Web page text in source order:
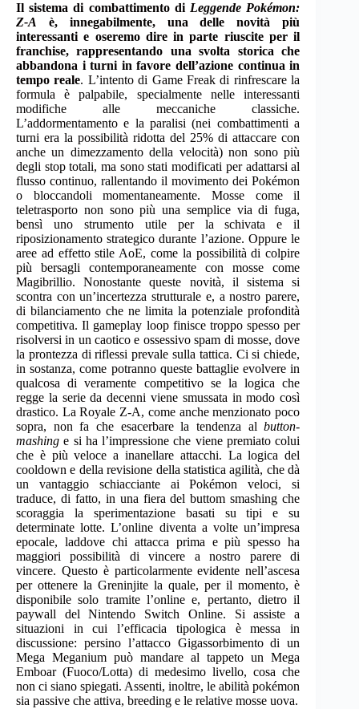
Il sistema di combattimento di Leggende Pokémon:
Z-A
è, innegabilmente, una delle novità più
interessanti e oseremo dire in parte riuscite per il
franchise, rappresentando una svolta storica che
abbandona i turni in favore dell’azione continua in
tempo reale. L’intento di Game Freak di rinfrescare la
formula è palpabile, specialmente nelle interessanti
modifiche alle meccaniche classiche.
L’addormentamento e la paralisi (nei combattimenti a
turni era la possibilità ridotta del 25% di attaccare con
anche un dimezzamento della velocità) non sono più
degli stop totali, ma sono stati modificati per adattarsi al
flusso continuo, rallentando il movimento dei Pokémon
o bloccandoli momentaneamente. Mosse come il
teletrasporto non sono più una semplice via di fuga,
bensì uno strumento utile per la schivata e il
riposizionamento strategico durante l’azione. Oppure le
aree ad effetto stile AoE, come la possibilità di colpire
più bersagli contemporaneamente con mosse come
Magibrillio. Nonostante queste novità, il sistema si
scontra con un’incertezza strutturale e, a nostro parere,
di bilanciamento che ne limita la potenziale profondità
competitiva. Il gameplay loop finisce troppo spesso per
risolversi in un caotico e ossessivo spam di mosse, dove
la prontezza di riflessi prevale sulla tattica. Ci si chiede,
in sostanza, come potranno queste battaglie evolvere in
qualcosa di veramente competitivo se la logica che
regge la serie da decenni viene smussata in modo così
drastico. La Royale Z-A, come anche menzionato poco
sopra, non fa che esacerbare la tendenza albutton-
mashing e si ha l’impressione che viene premiato colui
che è più veloce a inanellare attacchi. La logica del
cooldown e della revisione della statistica agilità, che dà
un vantaggio schiacciante ai Pokémon veloci, si
traduce, di fatto, in una fiera del buttom smashing che
scoraggia la sperimentazione basati su tipi e su
determinate lotte. L’online diventa a volte un’impresa
epocale, laddove chi attacca prima e più spesso ha
maggiori possibilità di vincere a nostro parere di
vincere. Questo è particolarmente evidente nell’ascesa
per ottenere la Greninjite la quale, per il momento, è
disponibile solo tramite l’online e, pertanto, dietro il
paywall del Nintendo Switch Online. Si assiste a
situazioni in cui l’efficacia tipologica è messa in
discussione: persino l’attacco Gigassorbimento di un
Mega Meganium può mandare al tappeto un Mega
Emboar (Fuoco/Lotta) di medesimo livello, cosa che
non ci siano spiegati. Assenti, inoltre, le abilità pokémon
sia passive che attiva, breeding e le relative mosse uova.